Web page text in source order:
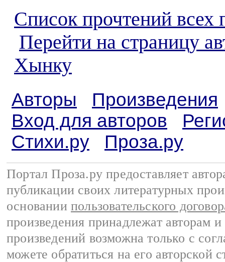
Список прочтений всех
Перейти на страницу
Хынку
Авторы
Произведения
Вход для авторов
Стихи.ру
Проза.ру
Портал Проза.ру предоставляет
публикации своих литературных
основании пользовательского
произведения принадлежат авторам
произведений возможна только с
можете обратиться на его авторской